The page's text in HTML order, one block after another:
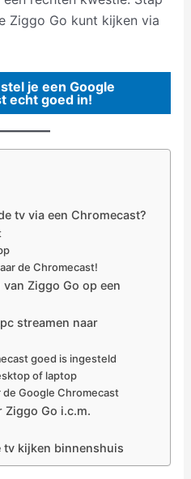
Ziggo Go kunt kijken via
je een Google
echt goed in!
tv via een Chromecast?
de Chromecast!
Ziggo Go op een
streamen naar
goed is ingesteld
of laptop
Google Chromecast
Ziggo Go i.c.m.
tv kijken binnenshuis